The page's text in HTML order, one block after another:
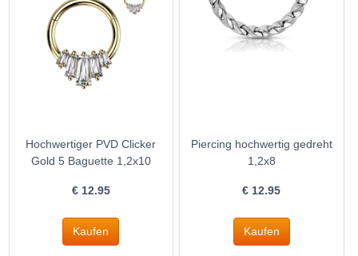
Hochwertiger PVD Clicker
Gold 5 Baguette 1,2x10
€ 12.95
Piercing hochwertig gedreht
1,2x8
€ 12.95